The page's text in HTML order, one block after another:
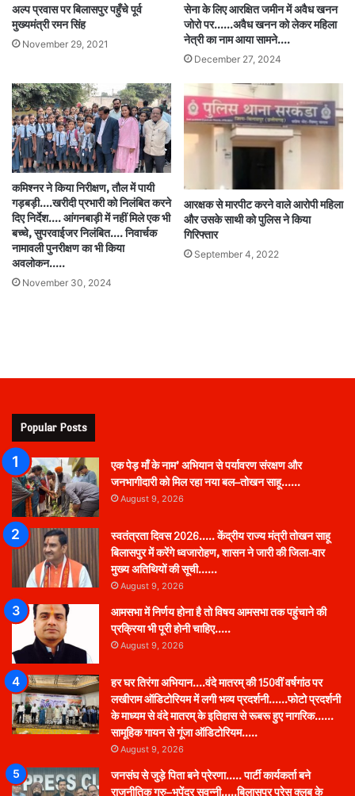
अल्प प्रवास पर बिलासपुर पहुँचे पूर्व
मुख्यमंत्री रमन सिंह
November 29, 2021
सेना के लिए आरक्षित जमीन में अवैध खनन
जोरो पर……अवैध खनन को लेकर महिला
नेत्री का नाम आया सामने….
December 27, 2024
कमिश्नर ने किया निरीक्षण, तौल में पायी
गड़बड़ी….खरीदी प्रभारी को निलंबित करने
दिए निर्देश…. आंगनबाड़ी में नहीं मिले एक भी
बच्चे, सुपरवाईजर निलंबित…. निवार्चक
नामावली पुनरीक्षण का भी किया
अवलोकन…..
November 30, 2024
आरक्षक से मारपीट करने वाले आरोपी महिला
और उसके साथी को पुलिस ने किया
गिरिफ्तार
September 4, 2022
Popular Posts
एक पेड़ माँ के नाम’ अभियान से पर्यावरण संरक्षण और
जनभागीदारी को मिल रहा नया बल–तोखन साहू……
August 9, 2026
स्वतंत्रता दिवस 2026….. केंद्रीय राज्य मंत्री तोखन साहू
बिलासपुर में करेंगे ध्वजारोहण, शासन ने जारी की जिला-वार
मुख्य अतिथियों की सूची……
August 9, 2026
आमसभा में निर्णय होना है तो विषय आमसभा तक पहुंचाने की
प्रक्रिया भी पूरी होनी चाहिए…..
August 9, 2026
हर घर तिरंगा अभियान….वंदे मातरम् की 150वीं वर्षगांठ पर
लखीराम ऑडिटोरियम में लगी भव्य प्रदर्शनी……फोटो प्रदर्शनी
के माध्यम से वंदे मातरम् के इतिहास से रूबरू हुए नागरिक……
सामूहिक गायन से गूंजा ऑडिटोरियम…..
August 9, 2026
जनसंघ से जुड़े पिता बने प्रेरणा….. पार्टी कार्यकर्ता बने
राजनीतिक गुरु–भूपेंद्र सवन्नी…..बिलासपुर प्रेस क्लब के